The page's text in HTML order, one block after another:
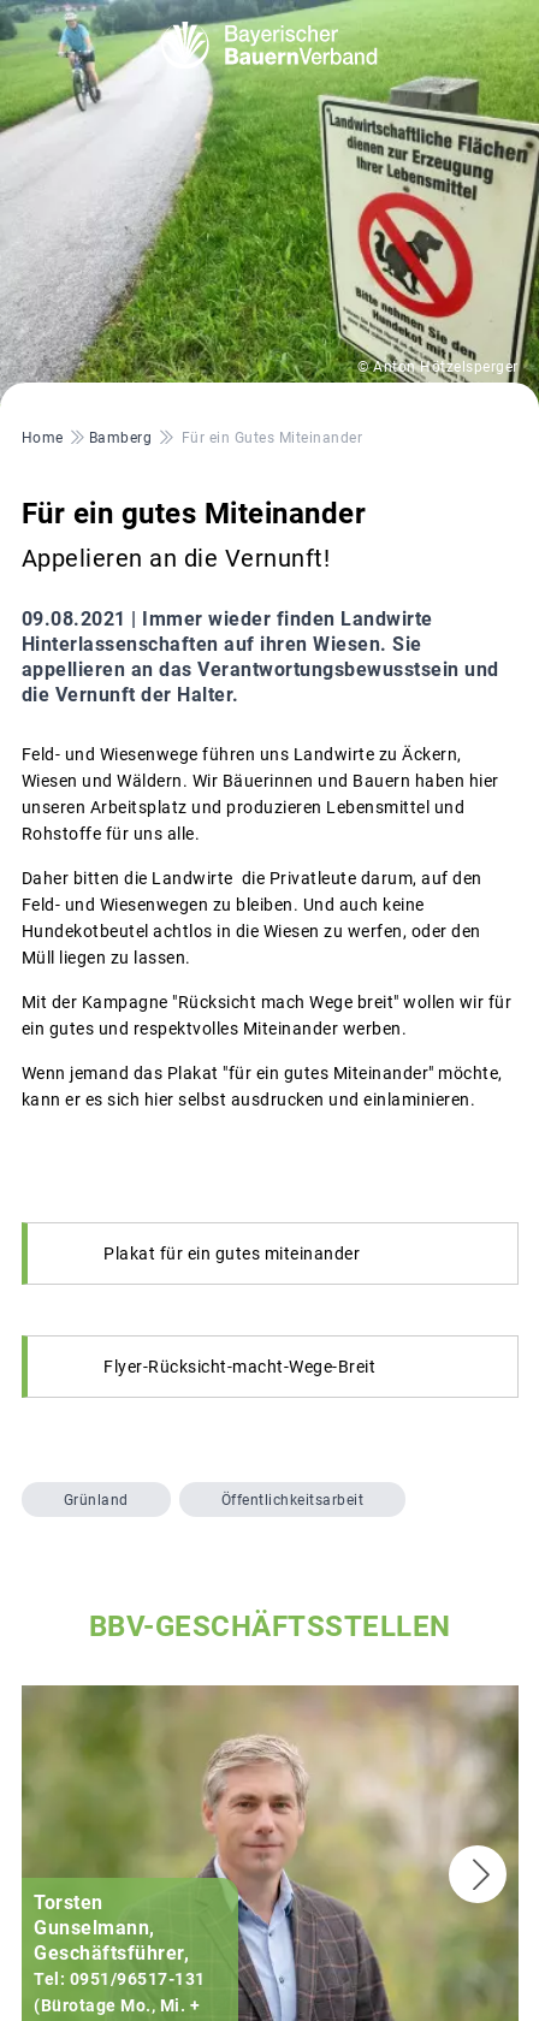
© Anton Hötzelsperger
Pfadnavigation
Home Bamberg Für ein Gutes Miteinander
Für ein gutes Miteinander
Appelieren an die Vernunft!
09.08.2021 | Immer wieder finden Landwirte
Hinterlassenschaften auf ihren Wiesen. Sie
appellieren an das Verantwortungsbewusstsein und
die Vernunft der Halter.
Feld- und Wiesenwege führen uns Landwirte zu Äckern,
Wiesen und Wäldern. Wir Bäuerinnen und Bauern haben hier
unseren Arbeitsplatz und produzieren Lebensmittel und
Rohstoffe für uns alle.
Daher bitten die Landwirte die Privatleute darum, auf den
Feld- und Wiesenwegen zu bleiben. Und auch keine
Hundekotbeutel achtlos in die Wiesen zu werfen, oder den
Müll liegen zu lassen.
Mit der Kampagne "Rücksicht mach Wege breit" wollen wir für
ein gutes und respektvolles Miteinander werben.
Wenn jemand das Plakat "für ein gutes Miteinander" möchte,
kann er es sich hier selbst ausdrucken und einlaminieren.
Plakat für ein gutes miteinander
Flyer-Rücksicht-macht-Wege-Breit
Grünland Öffentlichkeitsarbeit
BBV-GESCHÄFTSSTELLEN
Torsten
Gunselmann,
Geschäftsführer,
Tel: 0951/96517-131
(Bürotage Mo., Mi. +